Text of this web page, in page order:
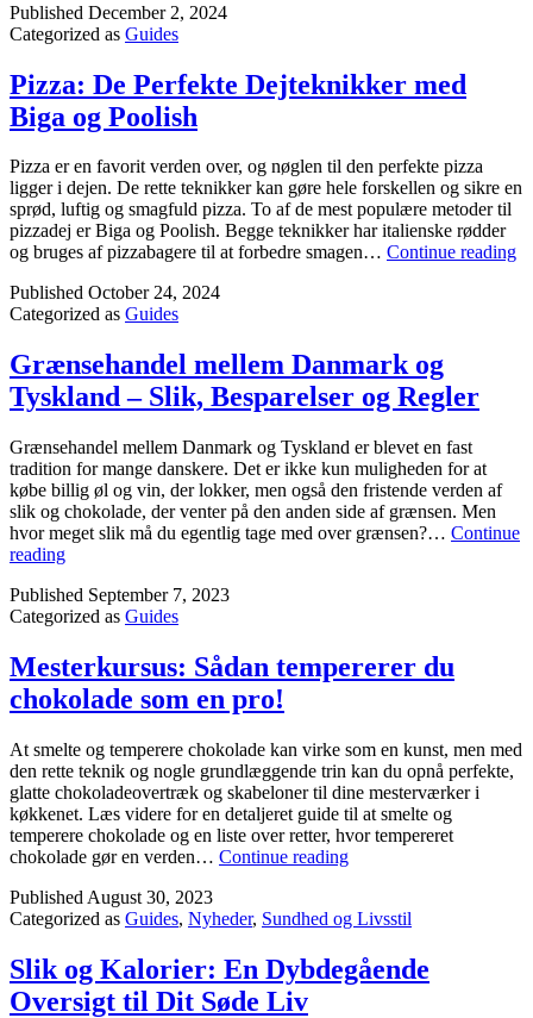
hvem,
hvornår?
Published December 2, 2024
Categorized as Guides
Pizza: De Perfekte Dejteknikker med
Biga og Poolish
Pizza er en favorit verden over, og nøglen til den perfekte pizza
ligger i dejen. De rette teknikker kan gøre hele forskellen og sikre en
sprød, luftig og smagfuld pizza. To af de mest populære metoder til
pizzadej er Biga og Poolish. Begge teknikker har italienske rødder
og bruges af pizzabagere til at forbedre smagen… Continue reading
Published October 24, 2024
Categorized as Guides
Grænsehandel mellem Danmark og
Tyskland – Slik, Besparelser og Regler
Grænsehandel mellem Danmark og Tyskland er blevet en fast
tradition for mange danskere. Det er ikke kun muligheden for at
købe billig øl og vin, der lokker, men også den fristende verden af
slik og chokolade, der venter på den anden side af grænsen. Men
hvor meget slik må du egentlig tage med over grænsen?… Continue
readingGrænsehandel
Danmark
og
–
Slik,
Besparelser
Regler
Published September 7, 2023
Categorized as Guides
Mesterkursus: Sådan tempererer du
chokolade som en pro!
At smelte og temperere chokolade kan virke som en kunst, men med
den rette teknik og nogle grundlæggende trin kan du opnå perfekte,
glatte chokoladeovertræk og skabeloner til dine mesterværker i
køkkenet. Læs videre for en detaljeret guide til at smelte og
temperere chokolade og en liste over retter, hvor tempereret
chokolade gør en verden… Continue readingMesterkursus:
du
som
en
Published August 30, 2023
Categorized as Guides, Nyheder, Sundhed og Livsstil
Slik og Kalorier: En Dybdegående
Oversigt til Dit Søde Liv